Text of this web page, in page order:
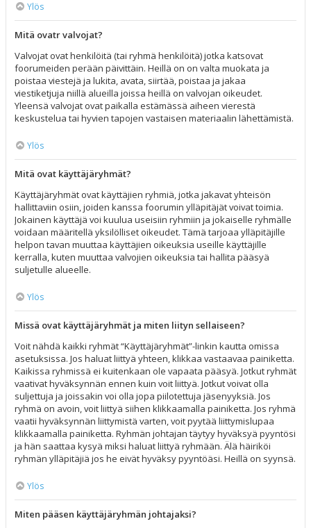
Ylös
Mitä ovatr valvojat?
Valvojat ovat henkilöitä (tai ryhmä henkilöitä) jotka katsovat
foorumeiden perään päivittäin. Heillä on on valta muokata ja
poistaa viestejä ja lukita, avata, siirtää, poistaa ja jakaa
viestiketjuja niillä alueilla joissa heillä on valvojan oikeudet.
Yleensä valvojat ovat paikalla estämässä aiheen vierestä
keskustelua tai hyvien tapojen vastaisen materiaalin lähettämistä.
Ylös
Mitä ovat käyttäjäryhmät?
Käyttäjäryhmät ovat käyttäjien ryhmiä, jotka jakavat yhteisön
hallittaviin osiin, joiden kanssa foorumin ylläpitäjät voivat toimia.
Jokainen käyttäjä voi kuulua useisiin ryhmiin ja jokaiselle ryhmälle
voidaan määritellä yksilölliset oikeudet. Tämä tarjoaa ylläpitäjille
helpon tavan muuttaa käyttäjien oikeuksia useille käyttäjille
kerralla, kuten muuttaa valvojien oikeuksia tai hallita pääsyä
suljetulle alueelle.
Ylös
Missä ovat käyttäjäryhmät ja miten liityn sellaiseen?
Voit nähdä kaikki ryhmät “Käyttäjäryhmät”-linkin kautta omissa
asetuksissa. Jos haluat liittyä yhteen, klikkaa vastaavaa painiketta.
Kaikissa ryhmissä ei kuitenkaan ole vapaata pääsyä. Jotkut ryhmät
vaativat hyväksynnän ennen kuin voit liittyä. Jotkut voivat olla
suljettuja ja joissakin voi olla jopa piilotettuja jäsenyyksiä. Jos
ryhmä on avoin, voit liittyä siihen klikkaamalla painiketta. Jos ryhmä
vaatii hyväksynnän liittymistä varten, voit pyytää liittymislupaa
klikkaamalla painiketta. Ryhmän johtajan täytyy hyväksyä pyyntösi
ja hän saattaa kysyä miksi haluat liittyä ryhmään. Älä häiriköi
ryhmän ylläpitäjiä jos he eivät hyväksy pyyntöäsi. Heillä on syynsä.
Ylös
Miten pääsen käyttäjäryhmän johtajaksi?